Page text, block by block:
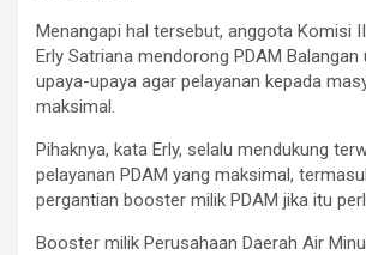
Menangapi hal tersebut, anggota Komisi
Erly Satriana mendorong PDAM Balangan
upaya-upaya agar pelayanan kepada
maksimal.
Pihaknya, kata Erly, selalu mendukung
pelayanan PDAM yang maksimal,
pergantian booster milik PDAM jika itu
Booster milik Perusahaan Daerah Air